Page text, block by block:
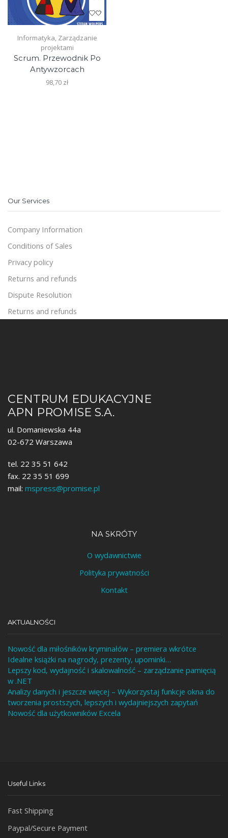
Informatyka, Zarządzanie
projektami
Scrum. Przewodnik Po
Antywzorcach
98,70 zł
Our Services
Company Information
Conditions of Sales
Privacy policy
Returns and refunds
Dispute Resolution
Returns and refunds
CENTRUM EDUKACYJNE
APN PROMISE S.A.
ul. Domaniewska 44a
02-672 Warszawa
tel. 22 35 51 642
fax. 22 35 51 699
mail: mspress@promise.pl
NA SKRÓTY
O wydawnictwie
Polityka prywatności
Kontakt
AKTUALNOŚCI
Nowość dla miłośników kryminałów – premiera wkrótce
Idealne książki na nagrody, prezenty, upominki…
Lepszy kod, wydajność i skalowalność – zarządzanie pamięcią
w .NET
Analizy danych i jeszcze więcej – Wykorzystaj funkcje okna do
tworzenia prostszych, lepszych i wydajniejszych zapytań
Nowość dla użytkowników Excela
Useful Links
Fast Shipping
Paypal/Secure Payment